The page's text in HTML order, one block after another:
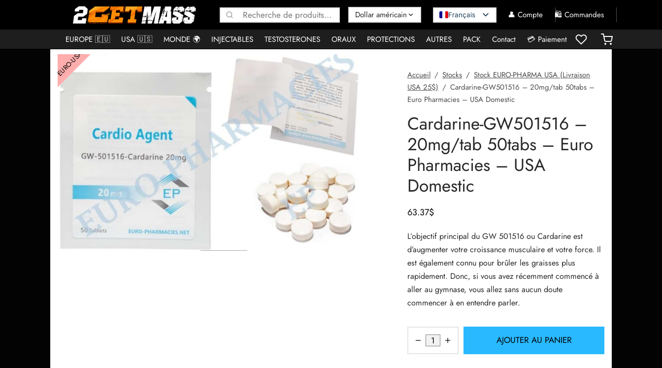
Recherche
pour :
Français 👤 Compte 🛍️ Commandes
EUROPE 🇪🇺 USA 🇺🇸 MONDE 🌍 INJECTABLES TESTOSTERONES ORAUX PROTECTIONS AUTRES PACK Contact 💳 Paiement
EURO-USA Accueil / Stocks / Stock EURO-PHARMA USA (Livraison
USA 25$) / Cardarine-GW501516 – 20mg/tab 50tabs –
Euro Pharmacies – USA Domestic
Cardarine-GW501516 –
20mg/tab 50tabs – Euro
Pharmacies – USA
Domestic
63.37$
L’objectif principal du GW 501516 ou Cardarine est
d’augmenter votre croissance musculaire et votre force. Il
est également connu pour brûler les graisses plus
rapidement. Donc, si vous avez récemment commencé à
aller au gymnase, vous allez sans aucun doute
commencer à en entendre parler.
AJOUTER AU PANIER